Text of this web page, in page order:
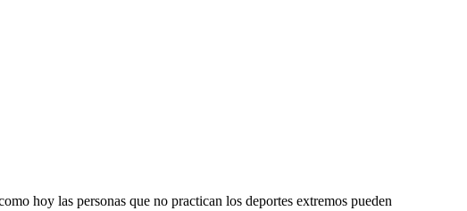
hoy las personas que no practican los deportes extremos pueden